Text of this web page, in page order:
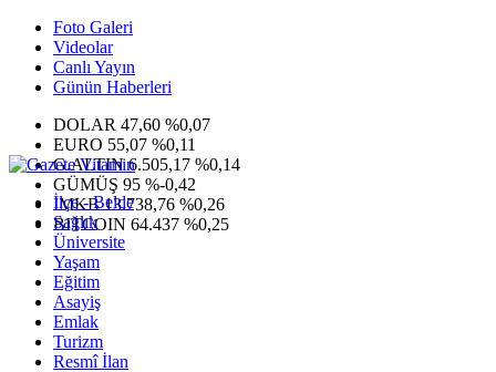
Foto Galeri
Videolar
Canlı Yayın
Günün Haberleri
DOLAR 47,60 %0,07
EURO 55,07 %0,11
G.ALTIN6.505,17 %0,14
GÜMÜŞ 95 %-0,42
IMKB13.738,76 %0,26
BITCOIN 64.437 %0,25
İlçe - Belde
Sağlık
Üniversite
Yaşam
Eğitim
Asayiş
Emlak
Turizm
Resmî İlan